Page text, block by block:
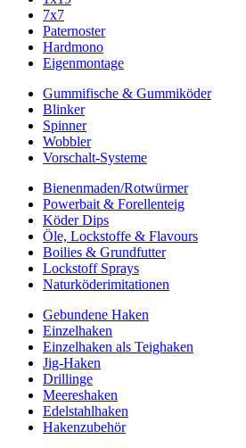
7x7
Paternoster
Hardmono
Eigenmontage
Gummifische & Gummiköder
Blinker
Spinner
Wobbler
Vorschalt-Systeme
Bienenmaden/Rotwürmer
Powerbait & Forellenteig
Köder Dips
Öle, Lockstoffe & Flavours
Boilies & Grundfutter
Lockstoff Sprays
Naturköderimitationen
Gebundene Haken
Einzelhaken
Einzelhaken als Teighaken
Jig-Haken
Drillinge
Meereshaken
Edelstahlhaken
Hakenzubehör